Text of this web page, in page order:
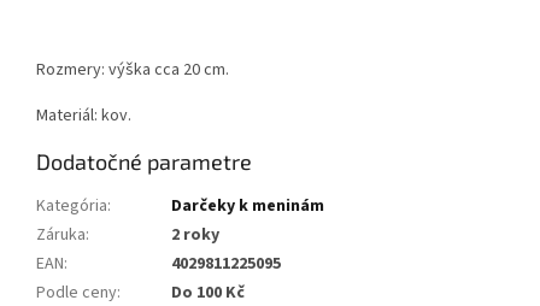
Rozmery: výška cca 20 cm.
Materiál: kov.
Dodatočné parametre
Kategória:
Darčeky k meninám
Záruka:
2 roky
EAN:
4029811225095
Podle ceny:
Do 100 Kč